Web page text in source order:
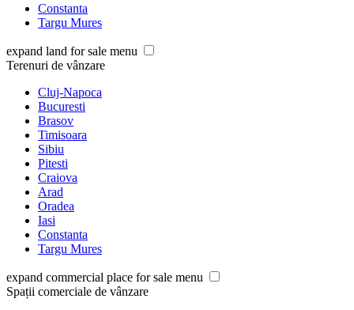
Constanta
Targu Mures
expand land for sale menu
Terenuri de vânzare
Cluj-Napoca
Bucuresti
Brasov
Timisoara
Sibiu
Pitesti
Craiova
Arad
Oradea
Iasi
Constanta
Targu Mures
expand commercial place for sale menu
Spații comerciale de vânzare